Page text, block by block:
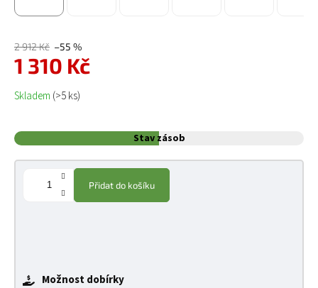
2 912 Kč –55 %
1 310 Kč
Měrná cena:
Skladem (>5 ks)
Stav zásob
Přidat do košíku
Možnost dobírky